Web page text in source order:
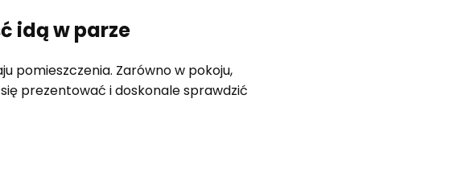
idą w parze
pomieszczenia. Zarówno w pokoju,
prezentować i doskonale sprawdzić